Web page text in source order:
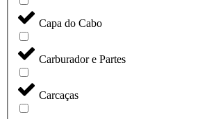
Capa do Cabo
Carburador e Partes
Carcaças